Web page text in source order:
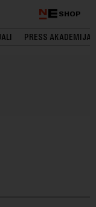
SHOP
PRESS AKADEMIJA